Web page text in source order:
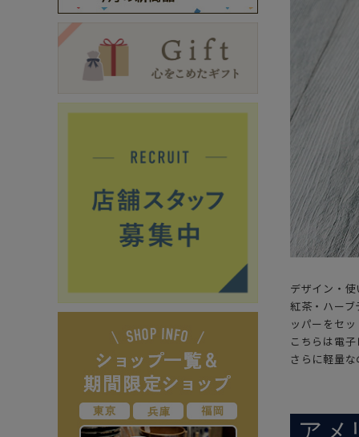
デザイン・
紅茶・ハー
ッパーをセ
こちらは電
さらに軽量
アメ